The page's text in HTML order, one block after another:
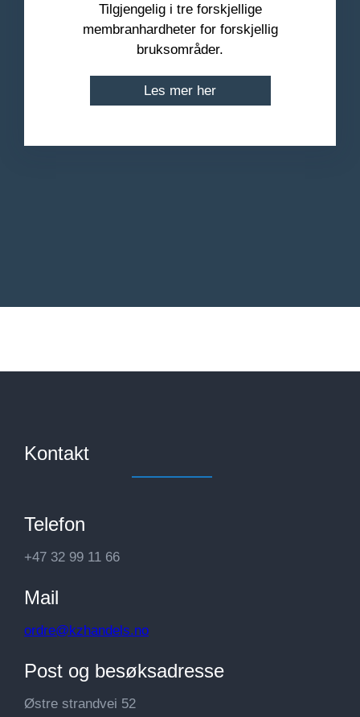
Tilgjengelig i tre forskjellige
membranhardheter for forskjellig
bruksområder.
Les mer her
Kontakt
Telefon
+47 32 99 11 66
Mail
ordre@kzhandels.no
Post og besøksadresse
Østre strandvei 52